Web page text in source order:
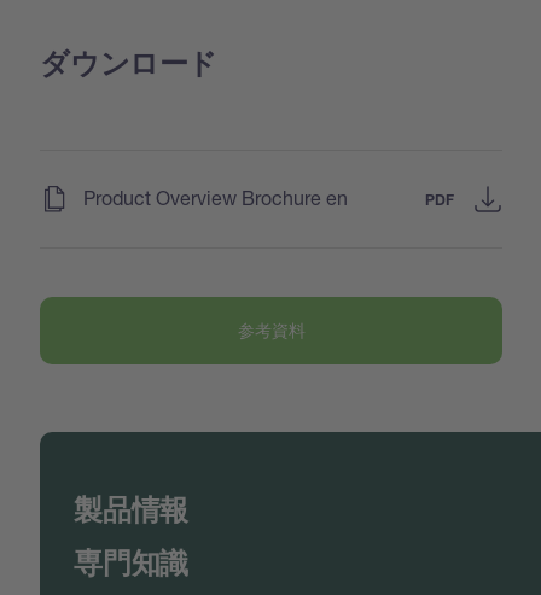
ダウンロード
Product Overview Brochure en PDF
参考資料
製品情報
専門知識